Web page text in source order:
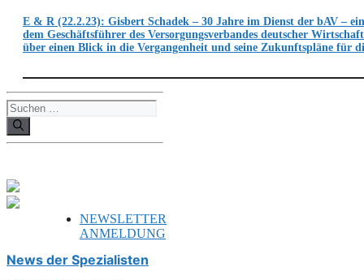
E & R (22.2.23): Gisbert Schadek – 30 Jahre im Dienst der bAV –
dem Geschäftsführer des Versorgungsverbandes deutscher
über einen Blick in die Vergangenheit und seine Zukunftspläne für
Suchen
nach:
NEWSLETTER
ANMELDUNG
News der Spezialisten